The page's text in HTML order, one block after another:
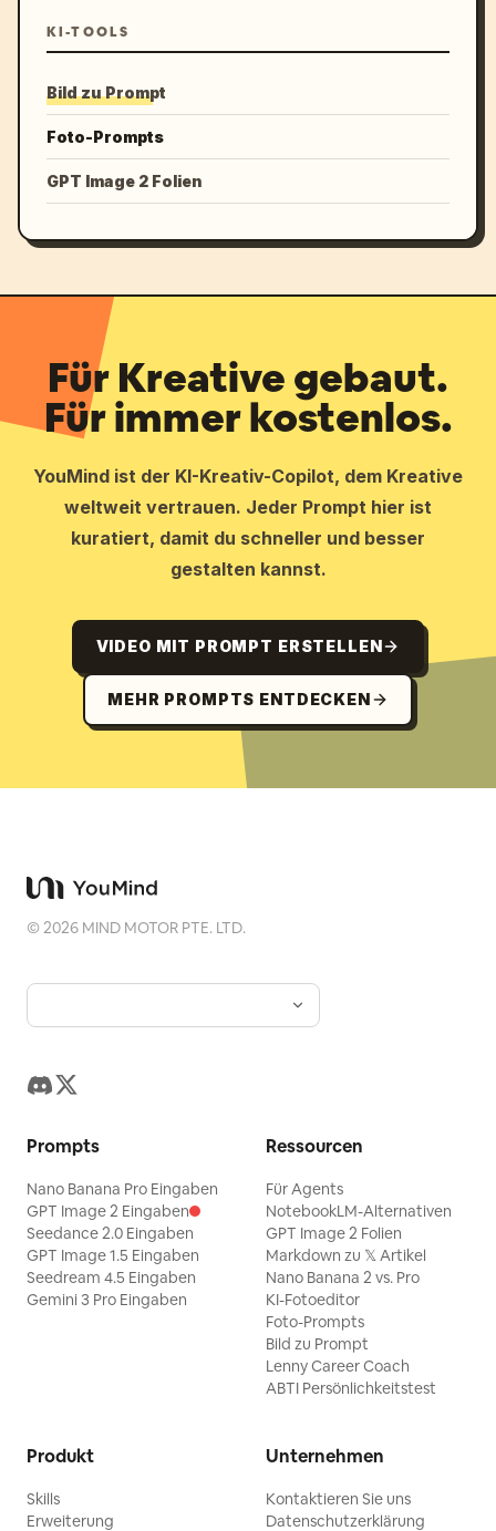
KI-TOOLS
Bild zu Prompt
Foto-Prompts
GPT Image 2 Folien
Für Kreative gebaut.
Für immer kostenlos.
YouMind ist der KI-Kreativ-Copilot, dem Kreative
weltweit vertrauen. Jeder Prompt hier ist
kuratiert, damit du schneller und besser
gestalten kannst.
VIDEO MIT PROMPT ERSTELLEN
MEHR PROMPTS ENTDECKEN
©2026 MIND MOTOR PTE. LTD.
Prompts
Nano Banana Pro Eingaben
GPT Image 2 Eingaben
Seedance 2.0 Eingaben
GPT Image 1.5 Eingaben
Seedream 4.5 Eingaben
Gemini 3 Pro Eingaben
Ressourcen
Für Agents
NotebookLM-Alternativen
GPT Image 2 Folien
Markdown zu 𝕏 Artikel
Nano Banana 2 vs. Pro
KI-Fotoeditor
Foto-Prompts
Bild zu Prompt
Lenny Career Coach
ABTI Persönlichkeitstest
Produkt
Skills
Erweiterung
Unternehmen
Kontaktieren Sie uns
Datenschutzerklärung